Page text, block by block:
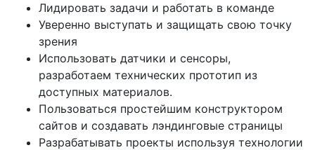
Лидировать задачи и работать в команде
Уверенно выступать и защищать свою точку
зрения
Использовать датчики и сенсоры,
разработаем технических прототип из
доступных материалов.
Пользоваться простейшим конструктором
сайтов и создавать лэндинговые страницы
Разрабатывать проекты используя технологии